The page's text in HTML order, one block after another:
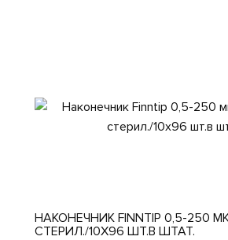
НАКОНЕЧНИК FINNTIP 0,5-250
СТЕРИЛ./10X96 ШТ.В ШТАТ.